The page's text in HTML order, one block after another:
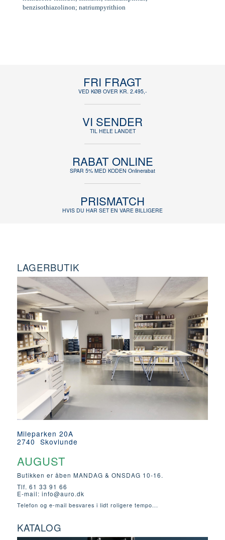
benzisothiazolinon; natriumpyrithion
FRI FRAGT
VED KØB OVER KR. 2.495,-
VI SENDER
TIL HELE LANDET
RABAT ONLINE
SPAR 5% MED KODEN Onlinerabat
PRISMATCH
HVIS DU HAR SET EN VARE BILLIGERE
LAGERBUTIK
Mileparken 20A
2740 Skovlunde
AUGUST
Butikken er åben MANDAG & ONSDAG 10-16.
Tlf. 61 33 91 66
E-mail: info@auro.dk
Telefon og e-mail besvares i lidt roligere tempo...
KATALOG